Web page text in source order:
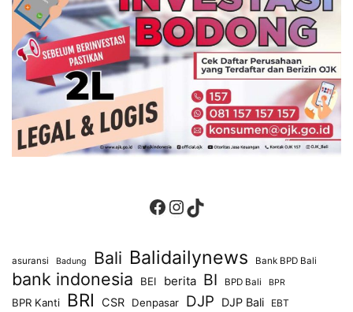
Facebook
Instagram
TikTok
asuransi Badung Bali Balidailynews Bank BPD Bali
bank indonesia BEI berita BI BPD Bali BPR
BPR Kanti BRI CSR Denpasar DJP DJP Bali EBT